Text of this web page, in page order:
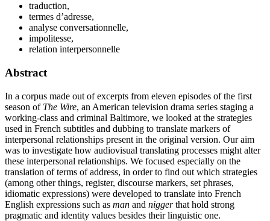
traduction,
termes d’adresse,
analyse conversationnelle,
impolitesse,
relation interpersonnelle
Abstract
In a corpus made out of excerpts from eleven episodes of the first
season of The Wire, an American television drama series staging a
working-class and criminal Baltimore, we looked at the strategies
used in French subtitles and dubbing to translate markers of
interpersonal relationships present in the original version. Our aim
was to investigate how audiovisual translating processes might alter
these interpersonal relationships. We focused especially on the
translation of terms of address, in order to find out which strategies
(among other things, register, discourse markers, set phrases,
idiomatic expressions) were developed to translate into French
English expressions such as man and niggerthat hold strong
pragmatic and identity values besides their linguistic one.